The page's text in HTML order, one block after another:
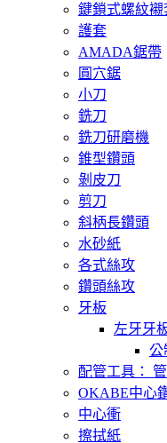
鍵鎖式螺紋襯
護套
AMADA鋸帶
圓穴鋸
小刀
銑刀
銑刀研磨機
錐型鑽頭
剝皮刀
剪刀
斜柄長鑽頭
水砂紙
各式絲攻
鑽頭絲攻
牙板
左牙牙
公
配管工具：
OKABE中心
中心衝
擦拭紙